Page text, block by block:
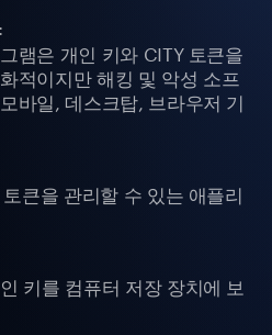
램은 개인 키와 CITY 토큰을
적이지만 해킹 및 악성 소프
바일, 데스크탑, 브라우저 기
큰을 관리할 수 있는 애플리
키를 컴퓨터 저장 장치에 보